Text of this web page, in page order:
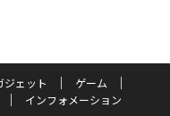
ジェット
ゲーム
インフォメーション